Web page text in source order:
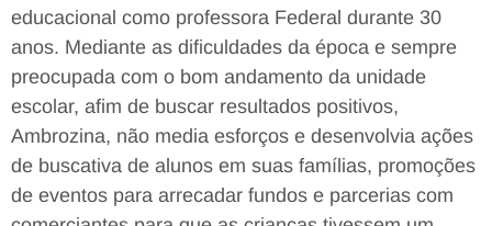
educacional como professora Federal durante 30
anos. Mediante as dificuldades da época e sempre
preocupada com o bom andamento da unidade
escolar, afim de buscar resultados positivos,
Ambrozina, não media esforços e desenvolvia ações
de buscativa de alunos em suas famílias, promoções
de eventos para arrecadar fundos e parcerias com